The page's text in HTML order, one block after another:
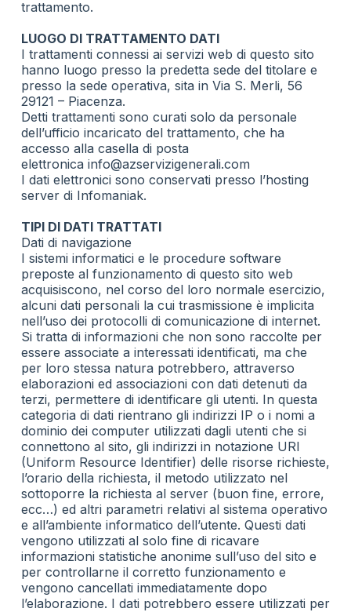
trattamento.
LUOGO DI TRATTAMENTO DATI
I trattamenti connessi ai servizi web di questo sito
hanno luogo presso la predetta sede del titolare e
presso la sede operativa, sita in Via S. Merli, 56
29121 – Piacenza.
Detti trattamenti sono curati solo da personale
dell’ufficio incaricato del trattamento, che ha
accesso alla casella di posta
elettronica info@azservizigenerali.com
I dati elettronici sono conservati presso l’hosting
server di Infomaniak.
TIPI DI DATI TRATTATI
Dati di navigazione
I sistemi informatici e le procedure software
preposte al funzionamento di questo sito web
acquisiscono, nel corso del loro normale esercizio,
alcuni dati personali la cui trasmissione è implicita
nell’uso dei protocolli di comunicazione di internet.
Si tratta di informazioni che non sono raccolte per
essere associate a interessati identificati, ma che
per loro stessa natura potrebbero, attraverso
elaborazioni ed associazioni con dati detenuti da
terzi, permettere di identificare gli utenti. In questa
categoria di dati rientrano gli indirizzi IP o i nomi a
dominio dei computer utilizzati dagli utenti che si
connettono al sito, gli indirizzi in notazione URI
(Uniform Resource Identifier) delle risorse richieste,
l’orario della richiesta, il metodo utilizzato nel
sottoporre la richiesta al server (buon fine, errore,
ecc…) ed altri parametri relativi al sistema operativo
e all’ambiente informatico dell’utente. Questi dati
vengono utilizzati al solo fine di ricavare
informazioni statistiche anonime sull’uso del sito e
per controllarne il corretto funzionamento e
vengono cancellati immediatamente dopo
l’elaborazione. I dati potrebbero essere utilizzati per